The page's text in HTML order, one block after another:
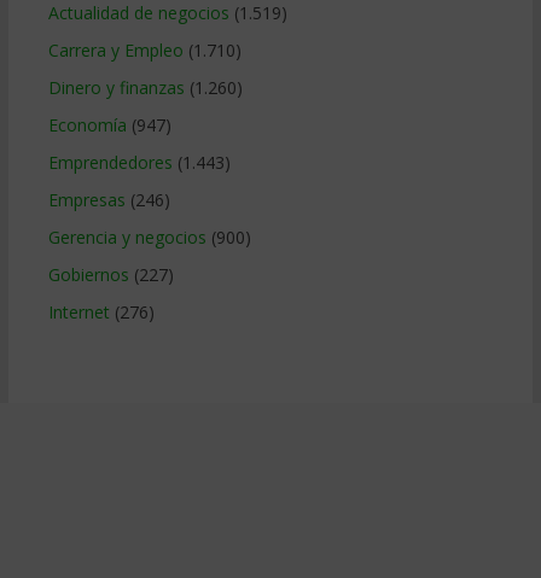
Actualidad de negocios (1.519)
Carrera y Empleo (1.710)
Dinero y finanzas (1.260)
Economía (947)
Emprendedores (1.443)
Empresas (246)
Gerencia y negocios (900)
Gobiernos (227)
Internet (276)